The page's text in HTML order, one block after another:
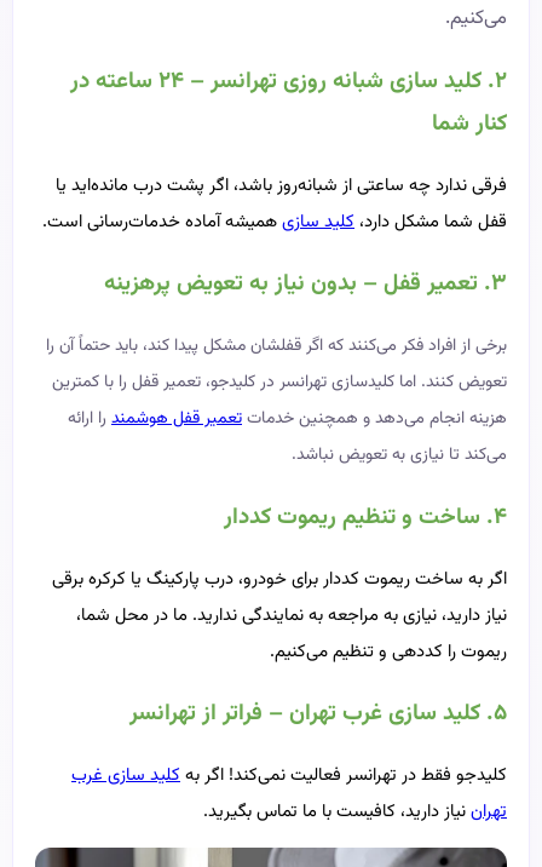
می‌کنیم.
۲. کلید سازی شبانه‌ روزی تهرانسر – ۲۴ ساعته در
کنار شما
فرقی ندارد چه ساعتی از شبانه‌روز باشد، اگر پشت درب مانده‌اید یا
قفل شما مشکل دارد، کلید سازیهمیشه آماده خدمات‌رسانی است.
۳. تعمیر قفل – بدون نیاز به تعویض پرهزینه
برخی از افراد فکر می‌کنند که اگر قفلشان مشکل پیدا کند، باید حتماً آن را
تعویض کنند. اما کلیدسازی تهرانسر در کلیدجو، تعمیر قفل را با کمترین
هزینه انجام می‌دهد و همچنین خدماتتعمیر قفل هوشمند را ارائه
می‌کند تا نیازی به تعویض نباشد.
۴. ساخت و تنظیم ریموت کددار
اگر به ساخت ریموت کددار برای خودرو، درب پارکینگ یا کرکره برقی
نیاز دارید، نیازی به مراجعه به نمایندگی ندارید. ما در محل شما،
ریموت را کددهی و تنظیم می‌کنیم.
۵. کلید سازی غرب تهران – فراتر از تهرانسر
کلیدجو فقط در تهرانسر فعالیت نمی‌کند! اگر بهکلید سازی غرب
تهراننیاز دارید، کافیست با ما تماس بگیرید.